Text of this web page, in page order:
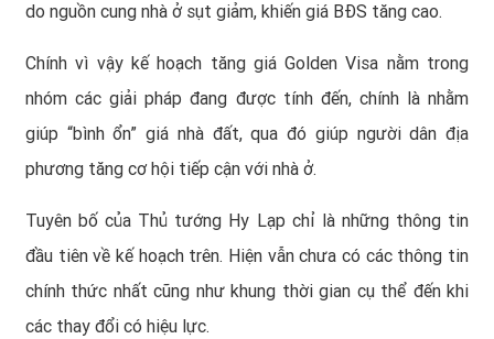
do nguồn cung nhà ở sụt giảm, khiến giá BĐS tăng cao.
Chính vì vậy kế hoạch tăng giá Golden Visa nằm trong
nhóm các giải pháp đang được tính đến, chính là nhằm
giúp “bình ổn” giá nhà đất, qua đó giúp người dân địa
phương tăng cơ hội tiếp cận với nhà ở.
Tuyên bố của Thủ tướng Hy Lạp chỉ là những thông tin
đầu tiên về kế hoạch trên. Hiện vẫn chưa có các thông tin
chính thức nhất cũng như khung thời gian cụ thể đến khi
các thay đổi có hiệu lực.